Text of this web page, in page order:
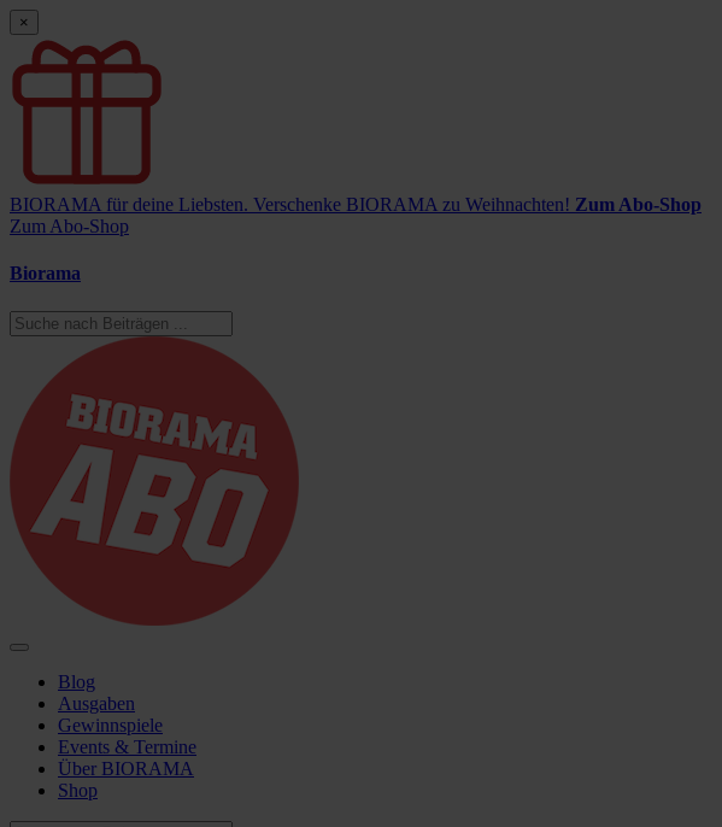
×
BIORAMA für deine Liebsten. Verschenke BIORAMA zu Weihnachten! Zum Abo-Shop
Zum Abo-Shop
Biorama
Blog
Ausgaben
Gewinnspiele
Events & Termine
Über BIORAMA
Shop